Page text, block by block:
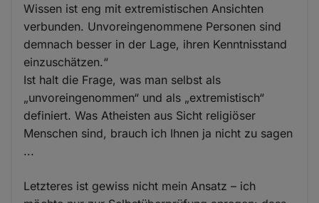
Wissen ist eng mit extremistischen Ansichten
verbunden. Unvoreingenommene Personen sind
demnach besser in der Lage, ihren Kenntnisstand
einzuschätzen.“
Ist halt die Frage, was man selbst als
„unvoreingenommen“ und als „extremistisch“
definiert. Was Atheisten aus Sicht religiöser
Menschen sind, brauch ich Ihnen ja nicht zu sagen
...
Letzteres ist gewiss nicht mein Ansatz – ich